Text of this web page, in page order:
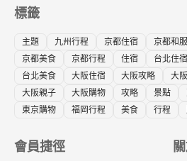
標籤
主題 九州行程 京都住宿 京都和服
京都美食
京都行程 住宿 台北住宿
台北美食
大阪住宿 大阪攻略 大
大阪親子
大阪購物 攻略 景點
東京購物
福岡行程 美食 行程
會員捷徑